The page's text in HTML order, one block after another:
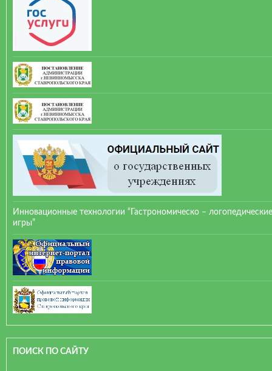
Инновационные технологии “Гастрономическо – логопедические
игры”
ПОИСК ПО САЙТУ